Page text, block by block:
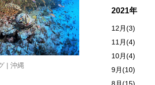
| 沖縄
2021年
12月(3)
11月(4)
10月(4)
9月(10)